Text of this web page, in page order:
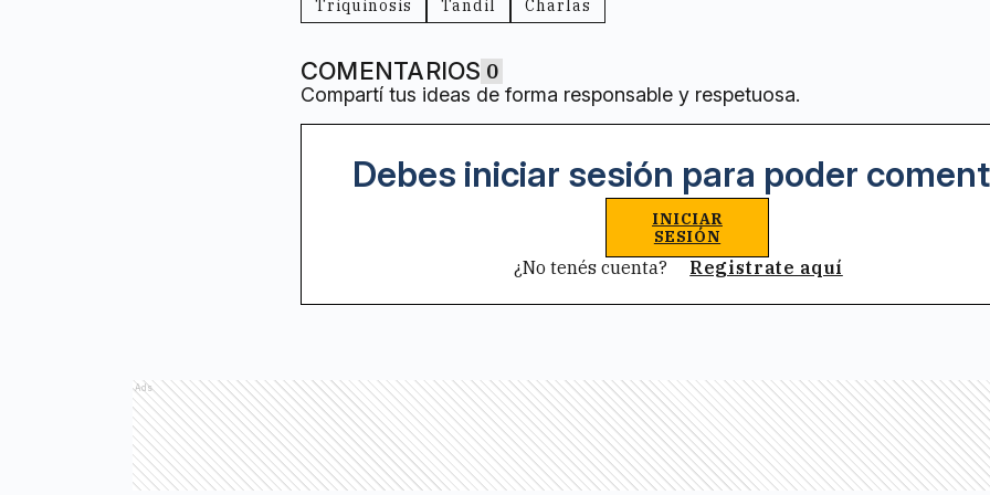
Triquinosis Tandil Charlas
COMENTARIOS 0
Compartí tus ideas de forma responsable y respetuosa.
Debes iniciar sesión para poder
INICIAR
SESIÓN
¿No tenés cuenta? Registrate aquí
Ads